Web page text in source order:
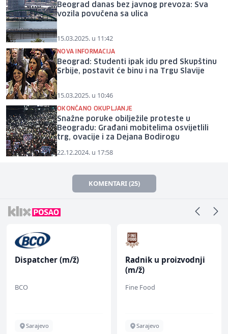
Beograd danas bez javnog prevoza: Sva
vozila povučena sa ulica
15.03.2025. u 11:42
NOVA INFORMACIJA
Beograd: Studenti ipak idu pred Skupštinu
Srbije, postavit će binu i na Trgu Slavije
15.03.2025. u 10:46
OKONČANO OKUPLJANJE
Snažne poruke obilježile proteste u
Beogradu: Građani mobitelima osvijetlili
trg, ovacije i za Dejana Bodirogu
22.12.2024. u 17:58
KOMENTARI (25)
Dispatcher (m/ž)
BCO
Sarajevo
Radnik u proizvodnji
(m/ž)
Fine Food
Sarajevo